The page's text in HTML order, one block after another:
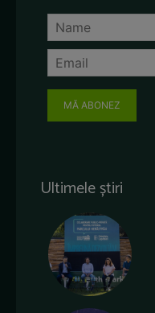
MĂ ABONEZ
Ultimele știri